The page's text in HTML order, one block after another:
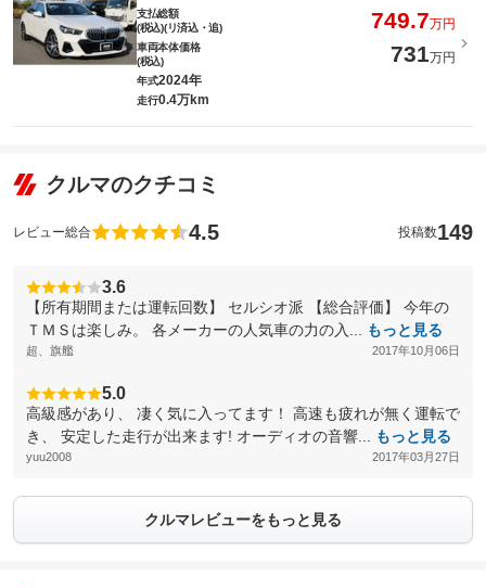
支払総額
(税込)(リ済込・追)
749.7万円
車両本体価格
(税込)
731万円
年式2024年
走行0.4万km
クルマのクチコミ
レビュー総合 4.5 投稿数149
3.6
【所有期間または運転回数】 セルシオ派 【総合評価】 今年の
ＴＭＳは楽しみ。 各メーカーの人気車の力の入...
もっと見る
超、旗艦 2017年10月06日
5.0
高級感があり、 凄く気に入ってます！ 高速も疲れが無く運転で
き、 安定した走行が出来ます! オーディオの音響...
もっと見る
yuu2008 2017年03月27日
クルマレビューをもっと見る